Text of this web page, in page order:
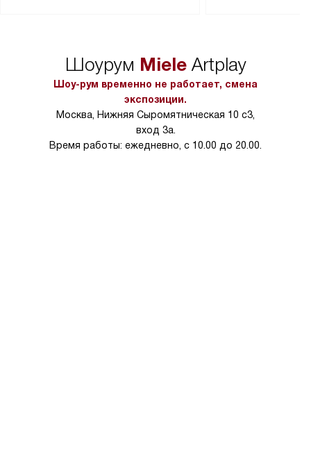
в условиях
тарифы на услуги
Шоурум MieleArtplay
Шоу-рум временно не работает, смена
экспозиции.
Москва, Нижняя Сыромятническая 10 с3,
вход 3а.
Время работы: ежедневно, с 10.00 до 20.00.